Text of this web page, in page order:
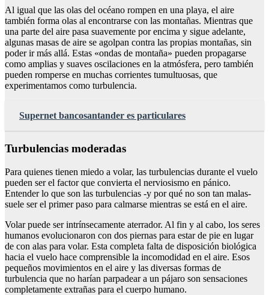
Al igual que las olas del océano rompen en una playa, el aire
también forma olas al encontrarse con las montañas. Mientras que
una parte del aire pasa suavemente por encima y sigue adelante,
algunas masas de aire se agolpan contra las propias montañas, sin
poder ir más allá. Estas «ondas de montaña» pueden propagarse
como amplias y suaves oscilaciones en la atmósfera, pero también
pueden romperse en muchas corrientes tumultuosas, que
experimentamos como turbulencia.
Supernet bancosantander es particulares
Turbulencias moderadas
Para quienes tienen miedo a volar, las turbulencias durante el vuelo
pueden ser el factor que convierta el nerviosismo en pánico.
Entender lo que son las turbulencias -y por qué no son tan malas-
suele ser el primer paso para calmarse mientras se está en el aire.
Volar puede ser intrínsecamente aterrador. Al fin y al cabo, los seres
humanos evolucionaron con dos piernas para estar de pie en lugar
de con alas para volar. Esta completa falta de disposición biológica
hacia el vuelo hace comprensible la incomodidad en el aire. Esos
pequeños movimientos en el aire y las diversas formas de
turbulencia que no harían parpadear a un pájaro son sensaciones
completamente extrañas para el cuerpo humano.